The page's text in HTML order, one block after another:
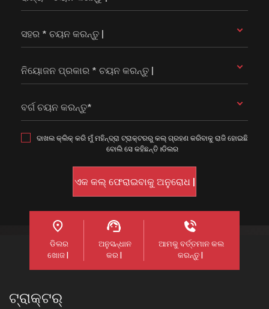
ସହର * ଚୟନ କରନ୍ତୁ |
ନିୟୋଜନ ପ୍ରକାର * ଚୟନ କରନ୍ତୁ |
ବର୍ଗ ଚୟନ କରନ୍ତୁ*
ଦାଖଲ କ୍ଲିକ୍ କରି ମୁଁ ମହିନ୍ଦ୍ରା ଟ୍ରାକ୍ଟରରୁ କଲ୍ ଗ୍ରହଣ କରିବାକୁ ରାଜି ହୋଇଛି
ବୋଲି ସେ କହିଛନ୍ତି।ଡିଲର
ଡିଲର
ଖୋଜ |
ଅନୁସନ୍ଧାନ
କର |
ଆମକୁ ବର୍ତ୍ତମାନ କଲ
କରନ୍ତୁ |
ଟ୍ରାକ୍ଟର୍